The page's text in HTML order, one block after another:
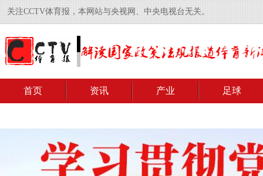
关注CCTV体育报，本网站与央视网、中央电视台无关。
首页 资讯 产业 足球